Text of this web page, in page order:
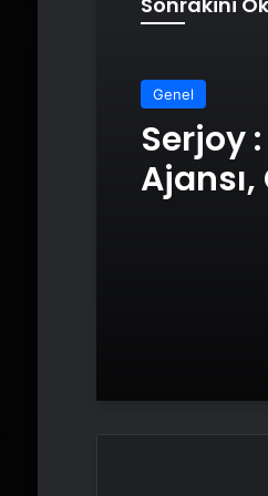
Genel
Serjoy : Dijital Medya